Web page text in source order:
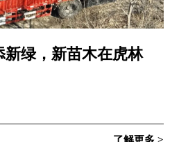
新绿，新苗木在虎林